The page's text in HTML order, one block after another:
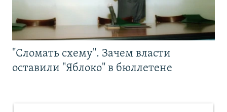
"Сломать схему". Зачем власти
оставили "Яблоко" в бюллетене